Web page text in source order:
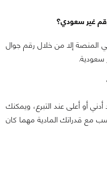
غير سعودي؟
المنصة إلا من خلال رقم جوال
سعودية.
أو أعلى عند التبرع، ويمكنك
مع قدراتك المادية مهما كان